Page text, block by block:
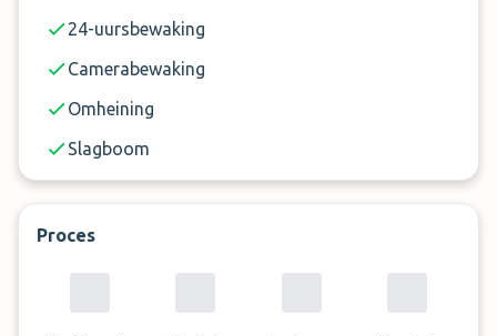
24-uursbewaking
Camerabewaking
Omheining
Slagboom
Proces